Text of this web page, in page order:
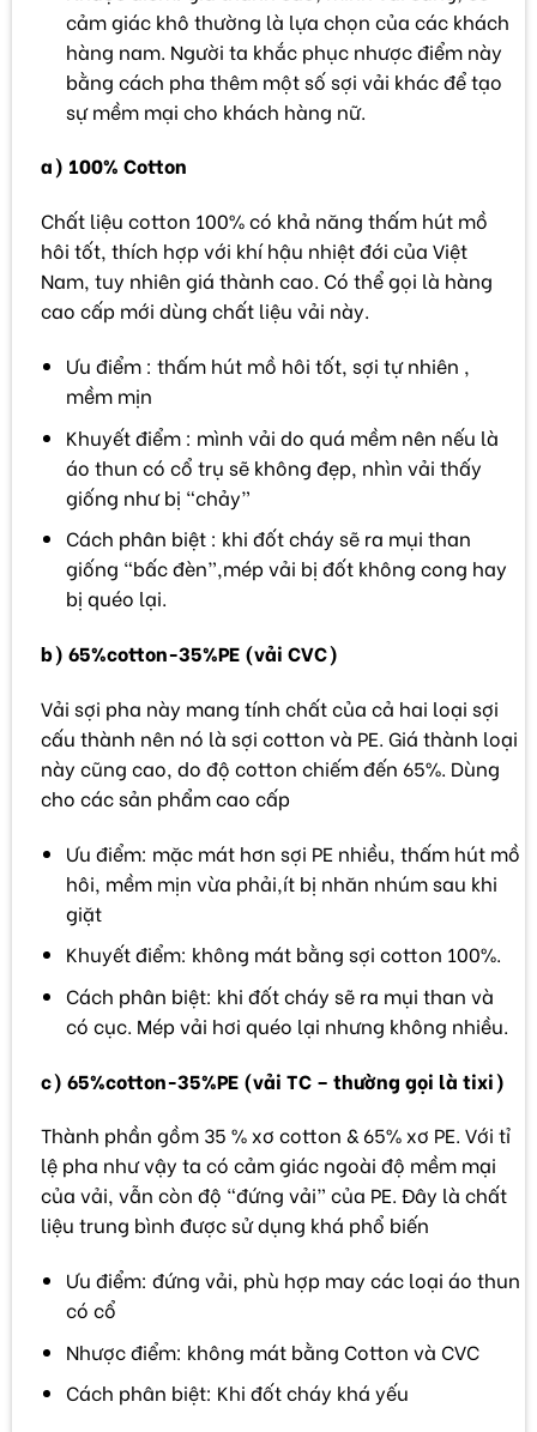
cảm giác khô thường là lựa chọn của các khách
hàng nam. Người ta khắc phục nhược điểm này
bằng cách pha thêm một số sợi vải khác để tạo
sự mềm mại cho khách hàng nữ.
a) 100% Cotton
Chất liệu cotton 100% có khả năng thấm hút mồ
hôi tốt, thích hợp với khí hậu nhiệt đới của Việt
Nam, tuy nhiên giá thành cao. Có thể gọi là hàng
cao cấp mới dùng chất liệu vải này.
Ưu điểm : thấm hút mồ hôi tốt, sợi tự nhiên ,
mềm mịn
Khuyết điểm : mình vải do quá mềm nên nếu là
áo thun có cổ trụ sẽ không đẹp, nhìn vải thấy
giống như bị “chảy”
Cách phân biệt : khi đốt cháy sẽ ra mụi than
giống “bấc đèn”,mép vải bị đốt không cong hay
bị quéo lại.
b) 65%cotton-35%PE (vải CVC)
Vải sợi pha này mang tính chất của cả hai loại sợi
cấu thành nên nó là sợi cotton và PE. Giá thành loại
này cũng cao, do độ cotton chiếm đến 65%. Dùng
cho các sản phẩm cao cấp
Ưu điểm: mặc mát hơn sợi PE nhiều, thấm hút mồ
hôi, mềm mịn vừa phải,ít bị nhăn nhúm sau khi
giặt
Khuyết điểm: không mát bằng sợi cotton 100%.
Cách phân biệt: khi đốt cháy sẽ ra mụi than và
có cục. Mép vải hơi quéo lại nhưng không nhiều.
c) 65%cotton-35%PE (vải TC – thường gọi là tixi)
Thành phần gồm 35 % xơ cotton & 65% xơ PE. Với tỉ
lệ pha như vậy ta có cảm giác ngoài độ mềm mại
của vải, vẫn còn độ “đứng vải” của PE. Đây là chất
liệu trung bình được sử dụng khá phổ biến
Ưu điểm: đứng vải, phù hợp may các loại áo thun
có cổ
Nhược điểm: không mát bằng Cotton và CVC
Cách phân biệt: Khi đốt cháy khá yếu